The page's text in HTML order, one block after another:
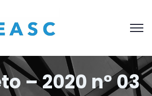
– 2020 nº 03